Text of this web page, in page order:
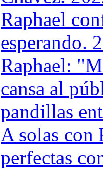
Raphael
esperando.
Raphael:
cansa al
pandillas
A solas con
perfectas